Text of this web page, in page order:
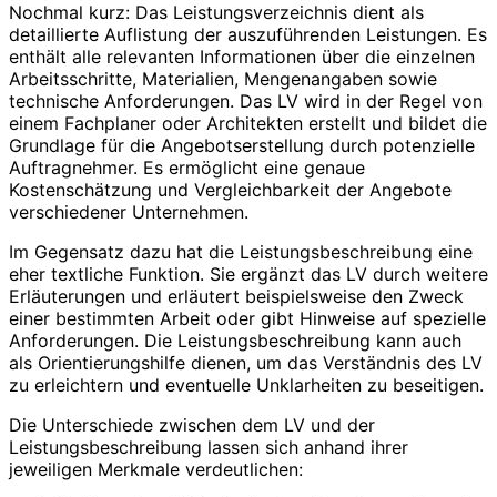
Nochmal kurz: Das Leistungsverzeichnis dient als
detaillierte Auflistung der auszuführenden Leistungen. Es
enthält alle relevanten Informationen über die einzelnen
Arbeitsschritte, Materialien, Mengenangaben sowie
technische Anforderungen. Das LV wird in der Regel von
einem Fachplaner oder Architekten erstellt und bildet die
Grundlage für die Angebotserstellung durch potenzielle
Auftragnehmer. Es ermöglicht eine genaue
Kostenschätzung und Vergleichbarkeit der Angebote
verschiedener Unternehmen.
Im Gegensatz dazu hat die Leistungsbeschreibung eine
eher textliche Funktion. Sie ergänzt das LV durch weitere
Erläuterungen und erläutert beispielsweise den Zweck
einer bestimmten Arbeit oder gibt Hinweise auf spezielle
Anforderungen. Die Leistungsbeschreibung kann auch
als Orientierungshilfe dienen, um das Verständnis des LV
zu erleichtern und eventuelle Unklarheiten zu beseitigen.
Die Unterschiede zwischen dem LV und der
Leistungsbeschreibung lassen sich anhand ihrer
jeweiligen Merkmale verdeutlichen: